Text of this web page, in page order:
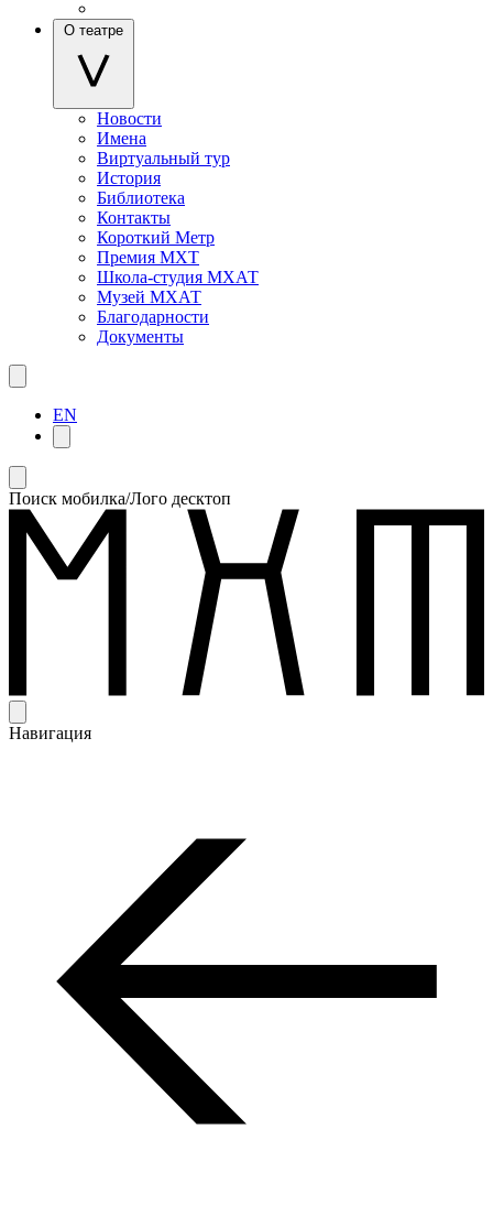
О театре
Новости
Имена
Виртуальный тур
История
Библиотека
Контакты
Короткий Метр
Премия МХТ
Школа-студия МХАТ
Музей МХАТ
Благодарности
Документы
EN
Поиск мобилка/Лого десктоп
Навигация